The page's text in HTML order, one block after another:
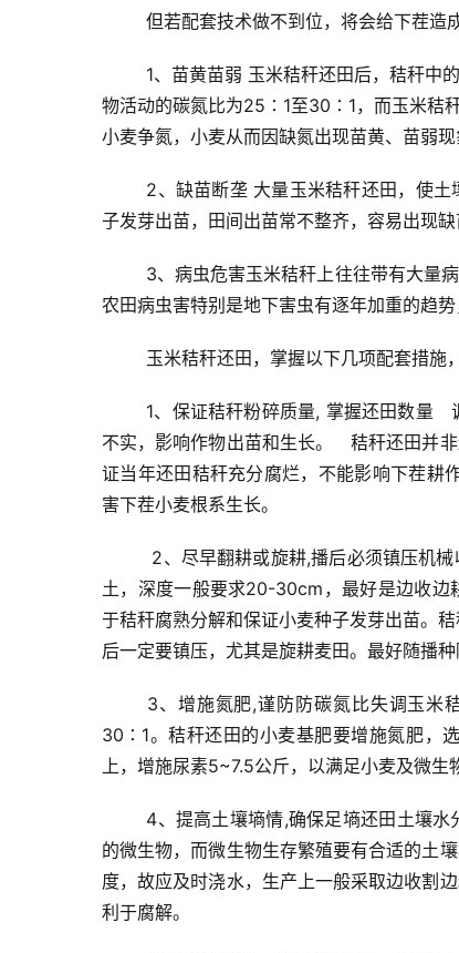
但若配套技术做不到位，将会给下茬造
1、苗黄苗弱 玉米秸秆还田后，秸秆中
物活动的碳氮比为25∶1至30∶1，而玉米秸
小麦争氮，小麦从而因缺氮出现苗黄、苗弱现
2、缺苗断垄 大量玉米秸秆还田，使土
子发芽出苗，田间出苗常不整齐，容易出现缺
3、病虫危害玉米秸秆上往往带有大量
农田病虫害特别是地下害虫有逐年加重的趋
玉米秸秆还田，掌握以下几项配套措施
1、保证秸秆粉碎质量, 掌握还田数量
不实，影响作物出苗和生长。 秸秆还田并
证当年还田秸秆充分腐烂，不能影响下茬耕
害下茬小麦根系生长。
2、尽早翻耕或旋耕,播后必须镇压机械
土，深度一般要求20-30cm，最好是边收边
于秸秆腐熟分解和保证小麦种子发芽出苗。
后一定要镇压，尤其是旋耕麦田。最好随播
3、增施氮肥,谨防防碳氮比失调玉米
30∶1。秸秆还田的小麦基肥要增施氮肥，
上，增施尿素5~7.5公斤，以满足小麦及微生
4、提高土壤墒情,确保足墒还田 土壤水
的微生物，而微生物生存繁殖要有合适的土
度，故应及时浇水，生产上一般采取边收割
利于腐解。